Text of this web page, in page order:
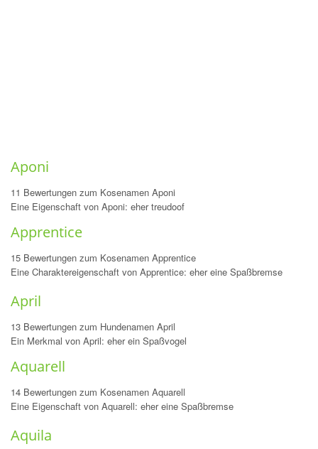
Aponi
11 Bewertungen zum Kosenamen Aponi
Eine Eigenschaft von Aponi: eher treudoof
Apprentice
15 Bewertungen zum Kosenamen Apprentice
Eine Charaktereigenschaft von Apprentice: eher eine Spaßbremse
April
13 Bewertungen zum Hundenamen April
Ein Merkmal von April: eher ein Spaßvogel
Aquarell
14 Bewertungen zum Kosenamen Aquarell
Eine Eigenschaft von Aquarell: eher eine Spaßbremse
Aquila